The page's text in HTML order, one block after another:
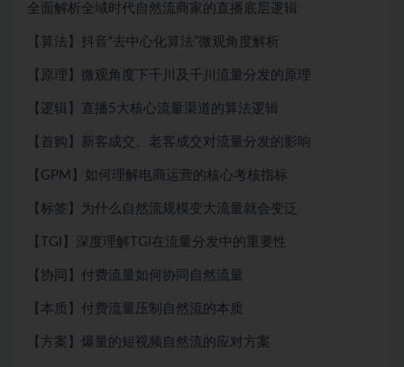
全面解析全域时代自然流商家的直播底层逻辑
【算法】抖音“去中心化算法”微观角度解析
【原理】微观角度下千川及千川流量分发的原理
【逻辑】直播5大核心流量渠道的算法逻辑
【首购】新客成交、老客成交对流量分发的影响
【GPM】如何理解电商运营的核心考核指标
【标签】为什么自然流规模变大流量就会变泛
【TGI】深度理解TGI在流量分发中的重要性
【协同】付费流量如何协同自然流量
【本质】付费流量压制自然流的本质
【方案】爆量的短视频自然流的应对方案